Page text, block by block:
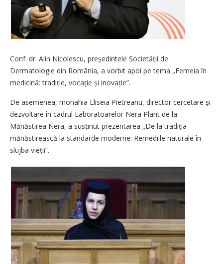
Conf. dr. Alin Nicolescu, preșe­din­tele Societății de
Dermatologie din România, a vorbit apoi pe tema „Femeia în
medicină: tradiție, vo­cație și inovație”.
De asemenea, monahia Eliseia Pietreanu, director cercetare și
dezvoltare în cadrul Laboratoarelor Nera Plant de la
Mănăstirea Nera, a susținut prezentarea „De la tradiția
mănăstirească la standarde moderne: Remediile naturale în
slujba vieții”.